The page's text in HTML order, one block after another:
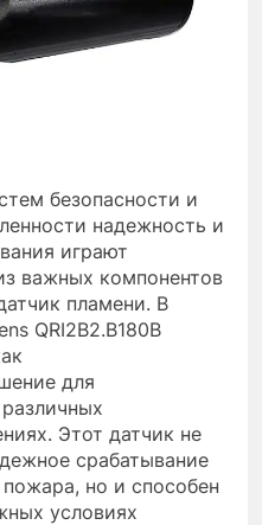
безопасности и
надежность и
играют
важных компонентов
пламени. В
QRI2B2.B180B
для
Этот датчик не
срабатывание
но и способен
условиях